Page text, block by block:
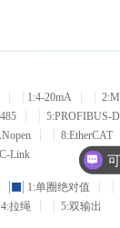
1:4-20mA
5:PROFIBUS-
8:EtherCAT
Link
1:单圈绝对值
4:拉绳 5:双输出